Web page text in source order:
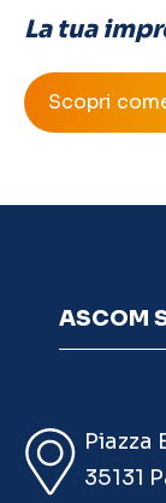
La tua
Scopri
ASCOM
Piazza
35131